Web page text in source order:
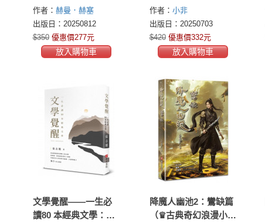
｜上市100年暢銷版｜
諾貝爾文學獎得主赫
曼．赫塞代表作。我
們都需要一本悉達
多，用來認清生命的
作者： 赫曼．赫塞
(Hermann Hesse)
出版日：20250812
$350 優惠價277元
放入購物車
投資攻防戰
作者： 小非
出版日：20250703
$420 優惠價332元
放入購物車
文學覺醒——一生必
讀80 本經典文學：敦
降魔人幽池2：鸞缺篇
（♛古典奇幻浪漫小說